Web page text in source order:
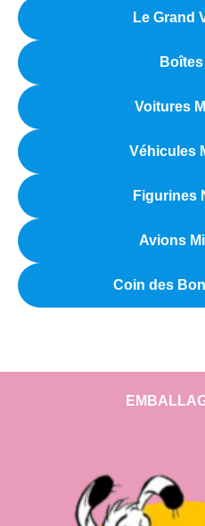
Le Grand
Voitures
Véhicules
Figurines
Avions
Coin des